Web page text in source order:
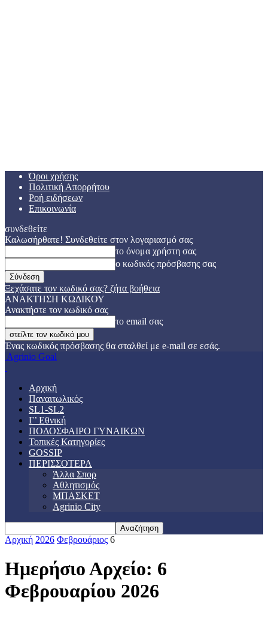
Όροι χρήσης
Πολιτική Απορρήτου
Ροή ειδήσεων
Επικοινωνία
συνδεθείτε
Καλωσήρθατε! Συνδεθείτε στον λογαριασμό σας
το όνομα χρήστη σας
ο κωδικός πρόσβασης σας
Ξεχάσατε τον κωδικό σας? ζήτα βοήθεια
ΑΝΑΚΤΗΣΗ ΚΩΔΙΚΟΥ
Ανακτήστε τον κωδικό σας
το email σας
Ένας κωδικός πρόσβασης θα σταλθεί με e-mail σε εσάς.
Agrinio Goal
Αρχική
Παναιτωλικός
SL1-SL2
Γ’ Εθνική
ΠΟΔΟΣΦΑΙΡΟ ΓΥΝΑΙΚΩΝ
Τοπικές Κατηγορίες
GOSSIP
ΠΕΡΙΣΣΟΤΕΡΑ
Άλλα Σπορ
Αθλητισμός
ΜΠΑΣΚΕΤ
Agrinio City
Αρχική 2026 Φεβρουάριος 6
Ημερήσιο Αρχείο: 6
Φεβρουαρίου 2026